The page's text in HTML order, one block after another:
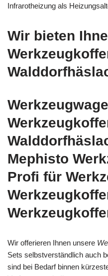
Infrarotheizung als
Wir bieten
Mephisto
Profi für
Wir offerieren Ihnen unsere
Sets selbstverständlich auch
sind bei Bedarf binnen